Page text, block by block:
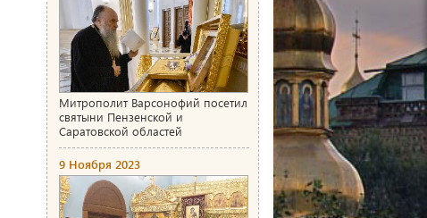
Митрополит Варсонофий посетил
святыни Пензенской и
Саратовской областей
9 Ноября 2023